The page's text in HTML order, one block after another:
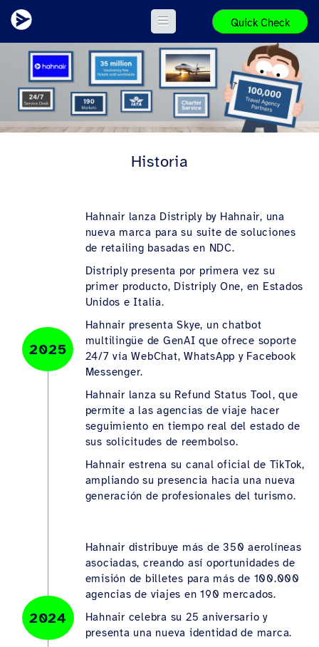
Quick Check
Historia
2025
Hahnair lanza Distriply by Hahnair, una
nueva marca para su suite de soluciones
de retailing basadas en NDC.
Distriply presenta por primera vez su
primer producto, Distriply One, en Estados
Unidos e Italia.
Hahnair presenta Skye, un chatbot
multilingüe de GenAI que ofrece soporte
24/7 vía WebChat, WhatsApp y Facebook
Messenger.
Hahnair lanza su Refund Status Tool, que
permite a las agencias de viaje hacer
seguimiento en tiempo real del estado de
sus solicitudes de reembolso.
Hahnair estrena su canal oficial de TikTok,
ampliando su presencia hacia una nueva
generación de profesionales del turismo.
2024
Hahnair distribuye más de 350 aerolíneas
asociadas, creando así oportunidades de
emisión de billetes para más de 100.000
agencias de viajes en 190 mercados.
Hahnair celebra su 25 aniversario y
presenta una nueva identidad de marca.